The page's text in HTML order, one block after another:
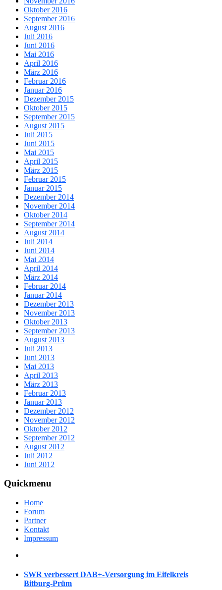
Oktober 2016
September 2016
August 2016
Juli 2016
Juni 2016
Mai 2016
April 2016
März 2016
Februar 2016
Januar 2016
Dezember 2015
Oktober 2015
September 2015
August 2015
Juli 2015
Juni 2015
Mai 2015
April 2015
März 2015
Februar 2015
Januar 2015
Dezember 2014
November 2014
Oktober 2014
September 2014
August 2014
Juli 2014
Juni 2014
Mai 2014
April 2014
März 2014
Februar 2014
Januar 2014
Dezember 2013
November 2013
Oktober 2013
September 2013
August 2013
Juli 2013
Juni 2013
Mai 2013
April 2013
März 2013
Februar 2013
Januar 2013
Dezember 2012
November 2012
Oktober 2012
September 2012
August 2012
Juli 2012
Juni 2012
Quickmenu
Home
Forum
Partner
Kontakt
Impressum
SWR verbessert DAB+-Versorgung im Eifelkreis
Bitburg-Prüm